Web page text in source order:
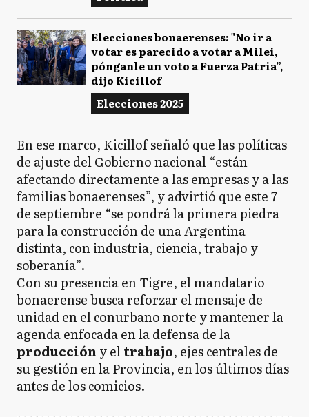
Elecciones bonaerenses: "No ir a
votar es parecido a votar a Milei,
pónganle un voto a Fuerza Patria”,
dijo Kicillof
Elecciones 2025
En ese marco, Kicillof señaló que las políticas
de ajuste del Gobierno nacional “están
afectando directamente a las empresas y a las
familias bonaerenses”, y advirtió que este 7
de septiembre “se pondrá la primera piedra
para la construcción de una Argentina
distinta, con industria, ciencia, trabajo y
soberanía”.
Con su presencia en Tigre, el mandatario
bonaerense busca reforzar el mensaje de
unidad en el conurbano norte y mantener la
agenda enfocada en la defensa de la
producción y eltrabajo, ejes centrales de
su gestión en la Provincia, en los últimos días
antes de los comicios.